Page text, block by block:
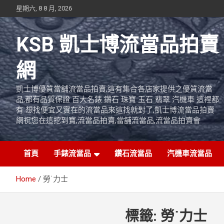
to
content
星期六, 8 8 月, 2026
KSB 凱士博流當品拍賣
網
凱士博優質當舖流當品拍賣,這有集合各店家提供之優質流當
品,都有品質保證 百大名錶 鑽石 珠寶 玉石 翡翠 汽機車 這裡都
有 想找便宜又實在的流當品來這找就對了,凱士博流當品拍賣
網祝您在這挖到寶,流當品拍賣,當舖流當品,流當品拍賣會
首頁 手錶流當品 鑽石流當品 汽機車流當品
Home 勞˙力士
標籤: 勞˙力士